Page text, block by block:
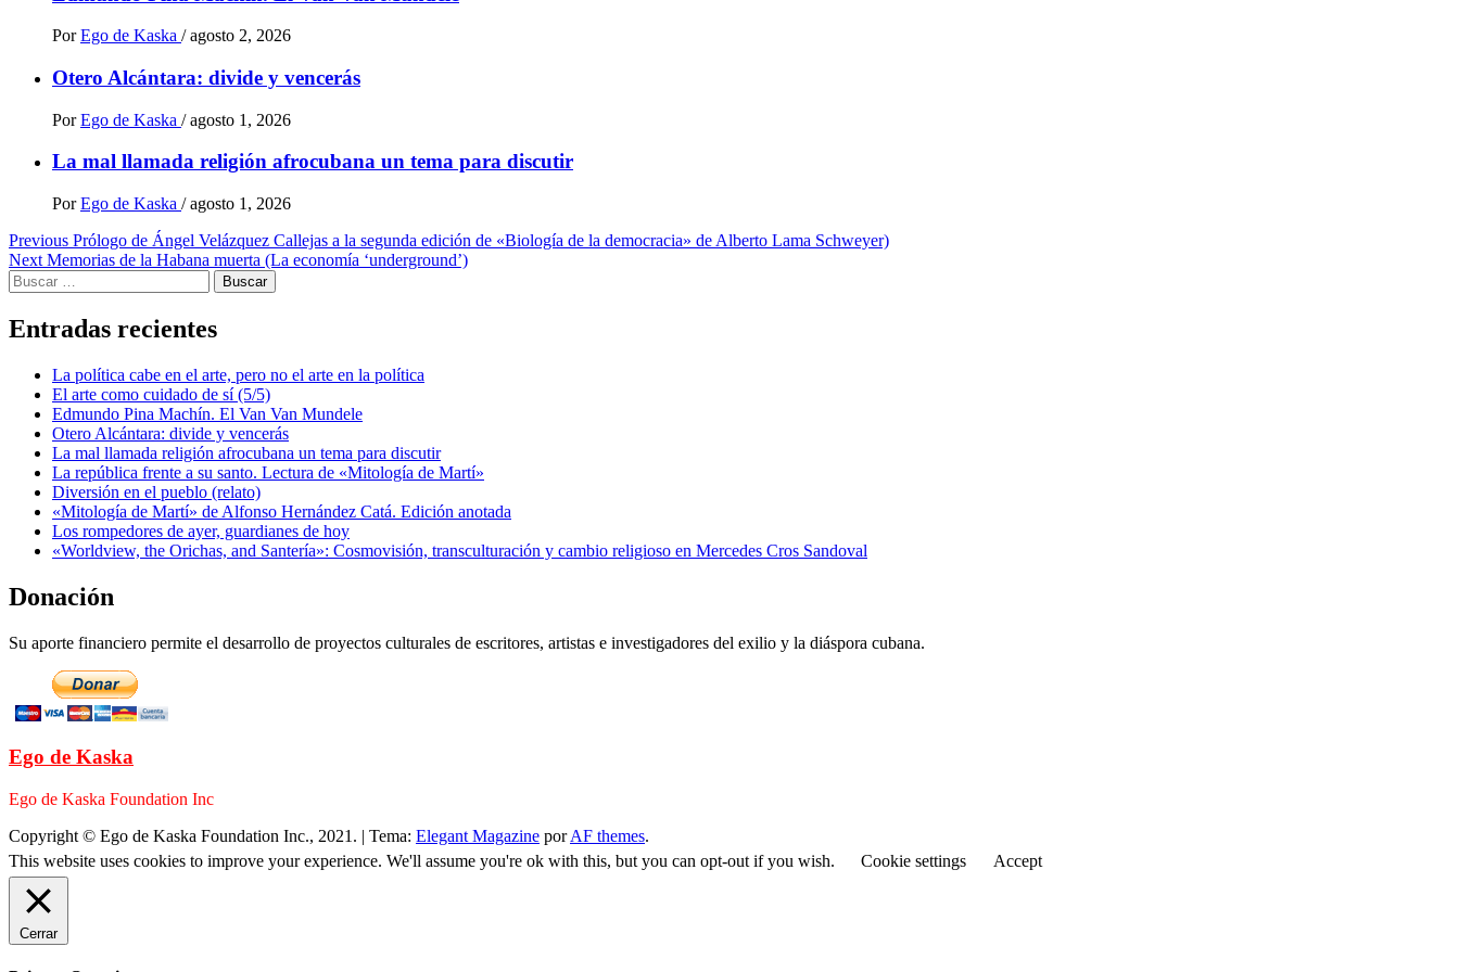
Por Ego de Kaska / agosto 2, 2026
Otero Alcántara: divide y vencerás
Por Ego de Kaska / agosto 1, 2026
La mal llamada religión afrocubana un tema para discutir
Por Ego de Kaska / agosto 1, 2026
Post
navigation
Previous Prólogo de Ángel Velázquez Callejas a la segunda edición de «Biología de la democracia» de Alberto Lama Schweyer)
Next Memorias de la Habana muerta (La economía ‘underground’)
Buscar:
Entradas recientes
La política cabe en el arte, pero no el arte en la política
El arte como cuidado de sí (5/5)
Edmundo Pina Machín. El Van Van Mundele
Otero Alcántara: divide y vencerás
La mal llamada religión afrocubana un tema para discutir
La república frente a su santo. Lectura de «Mitología de Martí»
Diversión en el pueblo (relato)
«Mitología de Martí» de Alfonso Hernández Catá. Edición anotada
Los rompedores de ayer, guardianes de hoy
«Worldview, the Orichas, and Santería»: Cosmovisión, transculturación y cambio religioso en Mercedes Cros Sandoval
Donación
Su aporte financiero permite el desarrollo de proyectos culturales de escritores, artistas e investigadores del exilio y la diáspora cubana.
Ego de Kaska
Ego de Kaska Foundation Inc
Copyright © Ego de Kaska Foundation Inc., 2021. | Tema: Elegant Magazine porAF themes.
This website uses cookies to improve your experience. We'll assume you're ok with this, but you can opt-out if you wish.
Cookie settings Accept
Cerrar